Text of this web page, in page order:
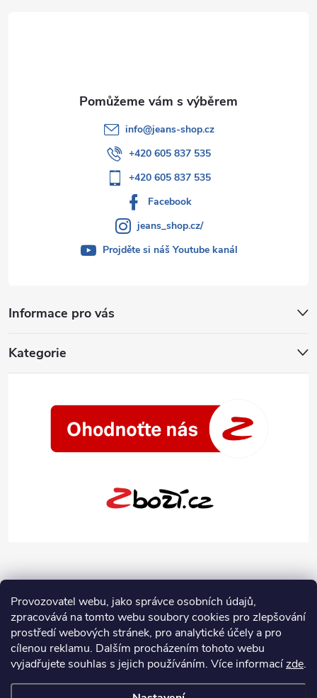
Provozovatel webu, jako správce osobních údajů,
zpracovává na tomto webu soubory cookies pro zlepšování
prostředí webových stránek, pro analytické účely a pro
cílenou reklamu. Dalším procházením tohoto webu
vyjadřujete souhlas s jejich používáním. Více informacízde.
Informace pro vás
Kategorie
info@jeans-shop.cz
+420 605 837 535
+420 605 837 535
Facebook
jeans_shop.cz/
Projděte si náš Youtube kanál